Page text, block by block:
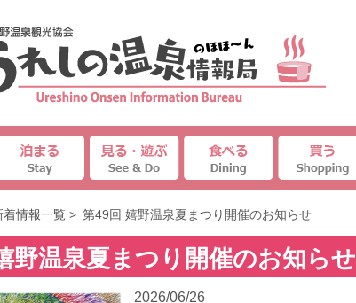
着情報一覧 > 第49回 嬉野温泉夏まつり開催のお知らせ
野温泉夏まつり開催のお知らせ
2026/06/26